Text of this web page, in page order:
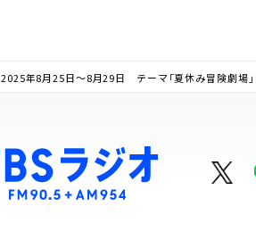
2025年8月25日～8月29日 テーマ「夏休み冒険劇場」